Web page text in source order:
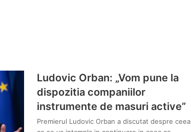
Ludovic Orban: „Vom pune la
dispozitia companiilor
instrumente de masuri active”
Premierul Ludovic Orban a discutat despre ceea